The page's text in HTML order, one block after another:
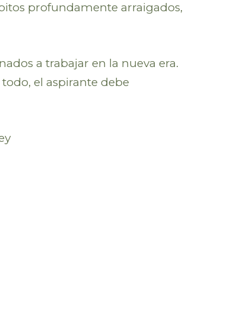
profundamente arraigados,
a trabajar en la nueva era.
el aspirante debe